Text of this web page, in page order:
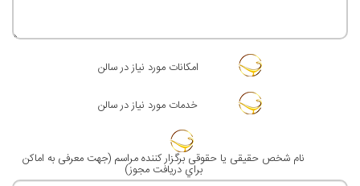
امکانات مورد نیاز در سالن
خدمات مورد نیاز در سالن
نام شخص حقيقی يا حقوقی برگزار كننده مراسم (جهت معرفی به اماكن
براي دريافت مجوز)